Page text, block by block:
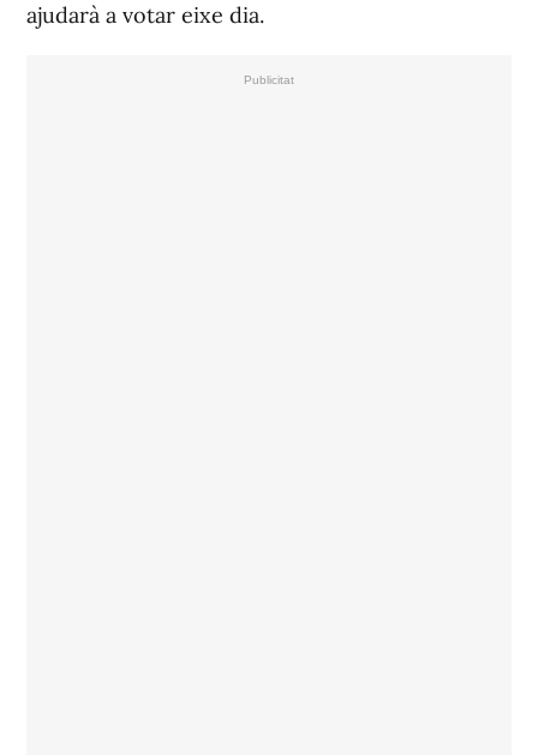
ajudarà a votar eixe dia.